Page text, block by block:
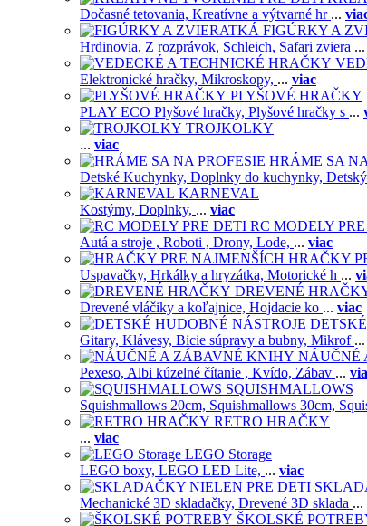
Dočasné tetovania, Kreatívne a výtvarné hr ...
FIGÚRKY A
Hrdinovia, Z rozprávok, Schleich, Safari zviera ...
Elektronické hračky, Mikroskopy, ... viac
PLYŠOVÉ HRAČKY
PLAY ECO Plyšové hračky, Plyšové hračky s ...
TROJKOLKY
... viac
HRÁME SA
Detské Kuchynky, Doplnky do kuchynky, Detský
KARNEVAL
Kostýmy, Doplnky, ... viac
RC MODELY
Autá a stroje , Roboti , Drony, Lode, ... viac
HRAČKY
Uspavačky, Hrkálky a hryzátka, Motorické h ...
DREVENÉ
Drevené vláčiky a koľajnice, Hojdacie ko ... viac
Gitary, Klávesy, Bicie súpravy a bubny, Mikrof ...
NÁUČNÉ
Pexeso, Albi kúzelné čítanie , Kvído, Zábav ...
SQUISHMALLOWS
Squishmallows 20cm, Squishmallows 30cm,
RETRO HRAČKY
... viac
LEGO Storage
LEGO boxy, LEGO LED Lite, ... viac
Mechanické 3D skladačky, Drevené 3D sklada ...
ŠKOLSKÉ